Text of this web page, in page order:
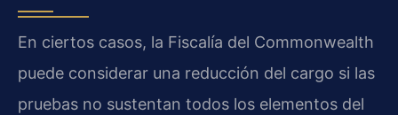
En ciertos casos, la Fiscalía del Commonwealth
puede considerar una reducción del cargo si las
pruebas no sustentan todos los elementos del